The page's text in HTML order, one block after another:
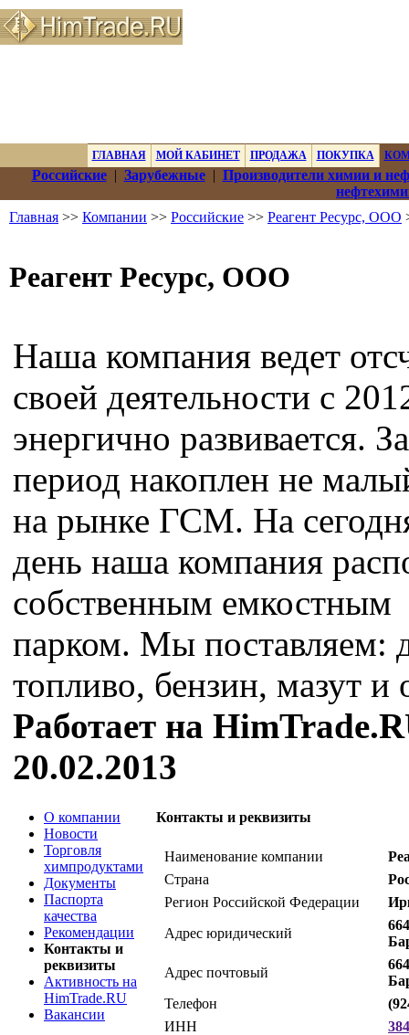
ГЛАВНАЯ МОЙ КАБИНЕТ ПРОДАЖА ПОКУПКА
Российские| Зарубежные| Производители химии и
Главная >> Компании >> Российские >> Реагент Ресурс, ООО
Реагент Ресурс, ООО
Наша компания ведет
своей деятельности с
энергично развивается.
период накоплен не
на рынке ГСМ. На
день наша компания
собственным емкостным
парком. Мы поставляем:
топливо, бензин, мазут и
Работает на
20.02.2013
О компании
Новости
Торговля
химпродуктами
Документы
Паспорта
качества
Рекомендации
Контакты и
реквизиты
Активность на
HimTrade.RU
Вакансии
Контакты и реквизиты
Наименование компании
Страна
Регион Российской Федерации
Адрес юридический
Адрес почтовый
Телефон
ИНН